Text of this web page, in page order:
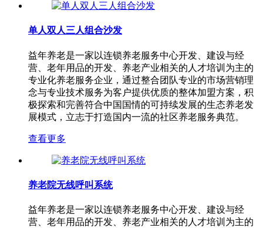
单人双人三人组合沙发
益年养老是一家以连锁养老服务中心开发、建设与经
营、老年用品的开发、养老产业相关的人才培训为主的
专业化养老服务企业，通过整合团队专业的市场营销理
念与专业技术服务为客户提供优质的整体加盟方案，积
极探索和完善符合中国国情的可持续发展的生态养老发
展模式，立志于打造国内一流的社区养老服务典范。
查看更多
养老院无线呼叫系统
益年养老是一家以连锁养老服务中心开发、建设与经
营、老年用品的开发、养老产业相关的人才培训为主的